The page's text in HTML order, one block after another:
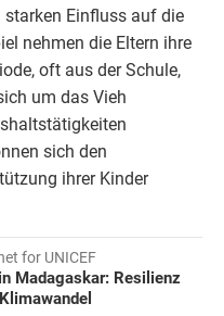
starken Einfluss auf die
nehmen die Eltern ihre
oft aus der Schule,
um das Vieh
sich den
ihrer Kinder
for UNICEF
Madagaskar: Resilienz